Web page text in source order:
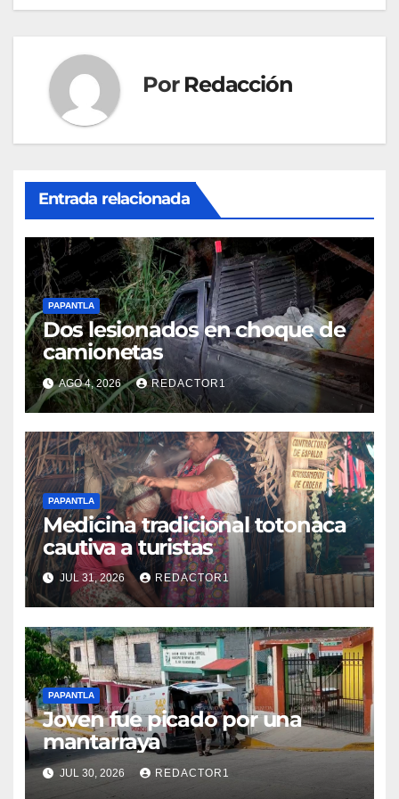
Por Redacción
Entrada relacionada
PAPANTLA
Dos lesionados en choque de
camionetas
AGO 4, 2026 REDACTOR1
PAPANTLA
Medicina tradicional totonaca
cautiva a turistas
JUL 31, 2026 REDACTOR1
PAPANTLA
Joven fue picado por una
mantarraya
JUL 30, 2026 REDACTOR1